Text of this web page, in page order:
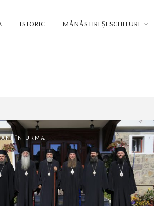
ISTORIC MĂNĂSTIRI ȘI SCHITURI
ÎN URMĂ